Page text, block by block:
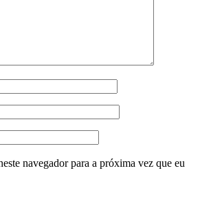
navegador para a próxima vez que eu